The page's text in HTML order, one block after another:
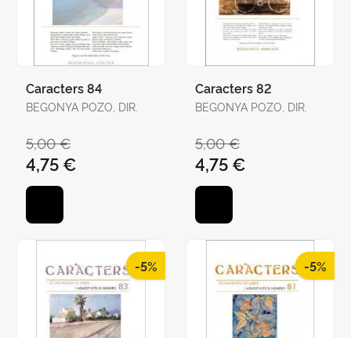
Caracters 84
BEGONYA POZO, DIR.
5,00 €
4,75 €
Caracters 82
BEGONYA POZO, DIR.
5,00 €
4,75 €
-5% -5%